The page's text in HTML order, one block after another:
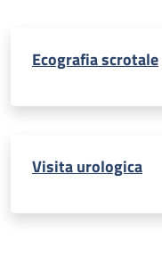
Ecografia scrotale
Visita urologica